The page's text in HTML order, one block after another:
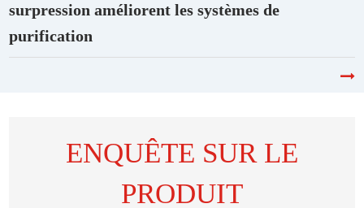
surpression améliorent les systèmes de
purification
ENQUÊTE SUR LE
PRODUIT